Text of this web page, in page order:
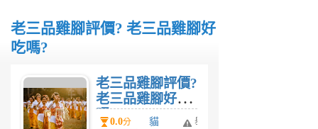
老三品雞腳評價? 老三品雞腳好
吃嗎?
老三品雞腳評價?
老三品雞腳好吃
嗎?0.0分
貓
舉